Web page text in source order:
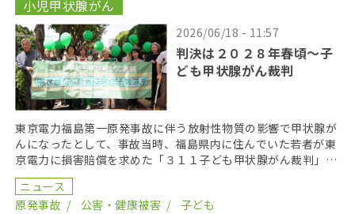
小児甲状腺がん
2026/06/18 - 11:57
判決は２０２８年春頃〜子
ども甲状腺がん裁判
東京電力福島第一原発事故に伴う放射性物質の影響で甲状腺が
んになったとして、事故当時、福島県内に住んでいた若者が東
京電力に損害賠償を求めた「３１１子ども甲状腺がん裁判」の
第１８回口頭弁論が２０２６年６月１７日に開かれた。裁 […]
ニュース
原発事故
公害・健康被害 子ども